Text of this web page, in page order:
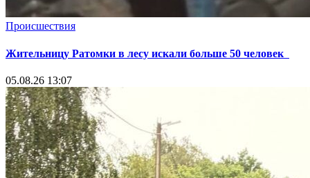
Происшествия
Жительницу Ратомки в лесу искали больше 50 человек
05.08.26 13:07